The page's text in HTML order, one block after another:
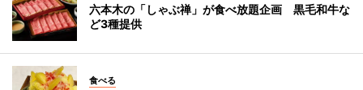
六本木の「しゃぶ禅」が食べ放題企画 黒毛和牛な
ど3種提供
食べる